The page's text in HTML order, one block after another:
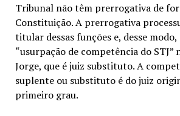
Tribunal não têm prerrogativa de
Constituição. A prerrogativa
titular dessas funções e, desse
“usurpação de competência do STJ”
Jorge, que é juiz substituto. A
suplente ou substituto é do juiz
primeiro grau.